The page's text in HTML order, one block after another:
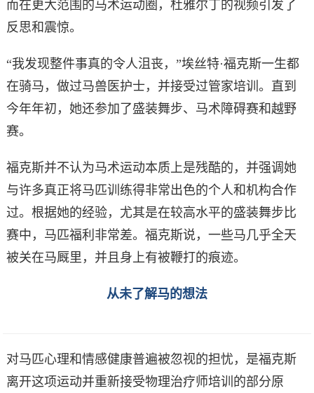
而在更大范围的马术运动圈，杜雅尔丁的视频引发了
反思和震惊。
“我发现整件事真的令人沮丧，”埃丝特·福克斯一生都
在骑马，做过马兽医护士，并接受过管家培训。直到
今年年初，她还参加了盛装舞步、马术障碍赛和越野
赛。
福克斯并不认为马术运动本质上是残酷的，并强调她
与许多真正将马匹训练得非常出色的个人和机构合作
过。根据她的经验，尤其是在较高水平的盛装舞步比
赛中，马匹福利非常差。福克斯说，一些马几乎全天
被关在马厩里，并且身上有被鞭打的痕迹。
从未了解马的想法
对马匹心理和情感健康普遍被忽视的担忧，是福克斯
离开这项运动并重新接受物理治疗师培训的部分原